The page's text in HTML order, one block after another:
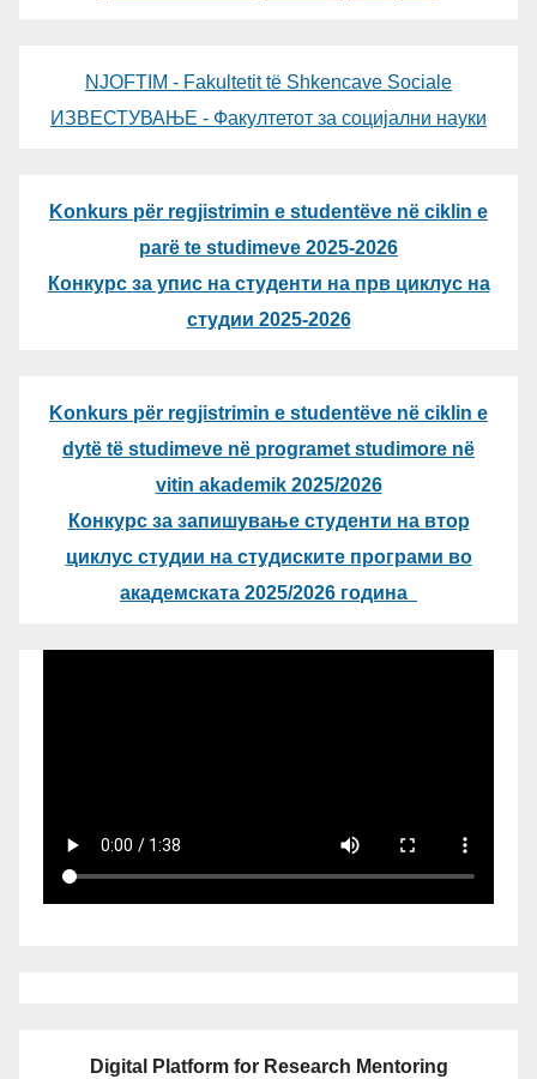
NJOFTIM - Fakultetit të Shkencave Sociale
ИЗВЕСТУВАЊЕ - Факултетот за социјални науки
Konkurs për regjistrimin e studentëve në ciklin e
parë te studimeve 2025-2026
Конкурс за упис на студенти на прв циклус на
студии 2025-2026
Konkurs për regjistrimin e studentëve në ciklin e
dytë të studimeve në programet studimore në
vitin akademik 2025/2026
Конкурс за запишување студенти на втор
циклус студии на студиските програми во
академската 2025/2026 година
Digital Platform for Research Mentoring